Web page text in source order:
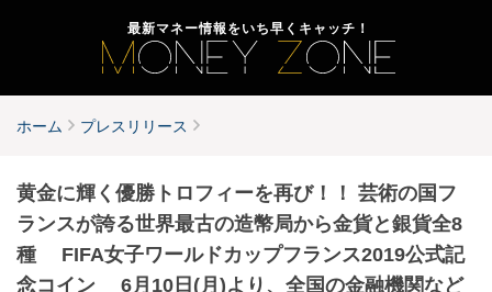
最新マネー情報をいち早くキャッチ！
ホーム プレスリリース
黄金に輝く優勝トロフィーを再び！！ 芸術の国フ
ランスが誇る世界最古の造幣局から金貨と銀貨全8
種 FIFA女子ワールドカップフランス2019公式記
念コイン 6月10日(月)より、全国の金融機関など